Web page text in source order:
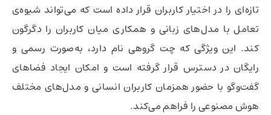
تازه‌ای را در اختیار کاربران قرار داده است که می‌تواند شیوه‌ی
تعامل با مدل‌های زبانی و همکاری میان کاربران را دگرگون
کند. این ویژگی که چت گروهی نام دارد، به‌صورت رسمی و
رایگان در دسترس قرار گرفته است و امکان ایجاد فضاهای
گفت‌وگو با حضور همزمان کاربران انسانی و مدل‌های مختلف
هوش مصنوعی را فراهم می‌کند.